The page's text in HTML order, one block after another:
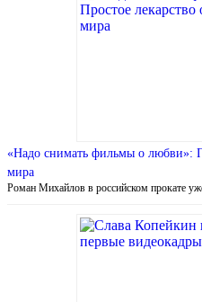
«Надо снимать фильмы о любви»:
мира
Роман Михайлов в российском прокате